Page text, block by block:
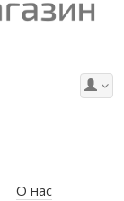
О нас